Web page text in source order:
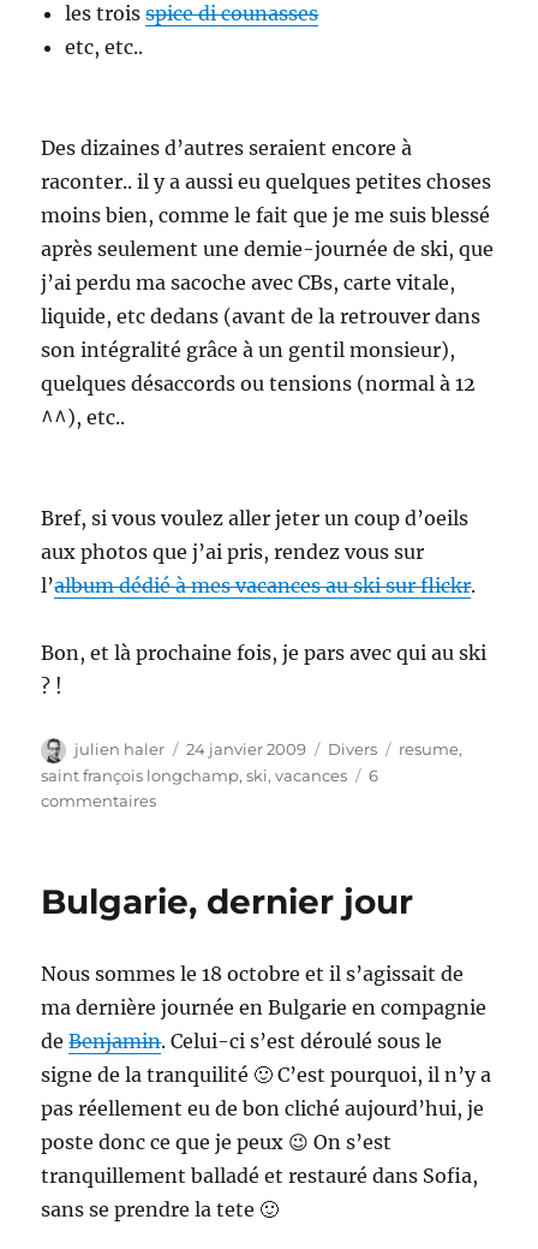
les troisspice di counasses
etc, etc..
Des dizaines d’autres seraient encore à
raconter.. il y a aussi eu quelques petites choses
moins bien, comme le fait que je me suis blessé
après seulement une demie-journée de ski, que
j’ai perdu ma sacoche avec CBs, carte vitale,
liquide, etc dedans (avant de la retrouver dans
son intégralité grâce à un gentil monsieur),
quelques désaccords ou tensions (normal à 12
^^), etc..
Bref, si vous voulez aller jeter un coup d’oeils
aux photos que j’ai pris, rendez vous sur
l’album dédié à mes vacances au ski sur flickr.
Bon, et là prochaine fois, je pars avec qui au ski
? !
Auteur
julien haler
Publié
le
24 janvier 2009 Catégories
Divers Étiquettes
resume,
saint françois longchamp,ski,vacances
6
commentairessur
au
Bulgarie, dernier jour
Nous sommes le 18 octobre et il s’agissait de
ma dernière journée en Bulgarie en compagnie
deBenjamin. Celui-ci s’est déroulé sous le
signe de la tranquilité 🙂 C’est pourquoi, il n’y a
pas réellement eu de bon cliché aujourd’hui, je
poste donc ce que je peux 😉 On s’est
tranquillement balladé et restauré dans Sofia,
sans se prendre la tete 🙂